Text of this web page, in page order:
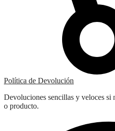
Política de Devolución
Devoluciones sencillas y veloces si
o producto.